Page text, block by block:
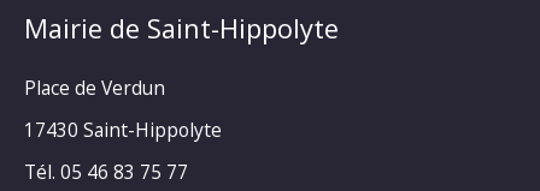
Mairie de Saint-Hippolyte
Place de Verdun
17430 Saint-Hippolyte
Tél. 05 46 83 75 77